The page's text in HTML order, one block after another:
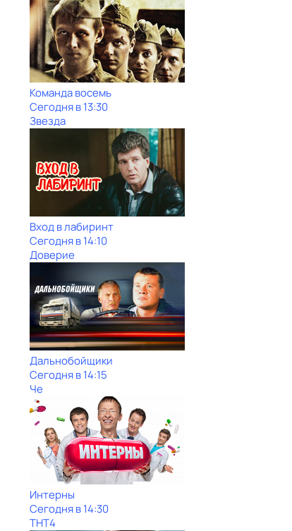
Команда восемь
Сегодня в 13:30
Звезда
Вход в лабиринт
Сегодня в 14:10
Доверие
Дальнобойщики
Сегодня в 14:15
Че
Интерны
Сегодня в 14:30
ТНТ4